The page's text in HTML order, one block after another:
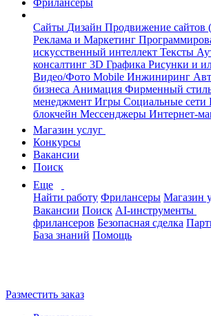
Фрилансеры
Сайты Дизайн Продвижение сайтов
Реклама и Маркетинг
искусственный интеллект Тексты
консалтинг 3D Графика Рисунки и
Видео/Фото Mobile Инжиниринг
бизнеса Анимация Фирменный
менеджмент Игры Социальные сети
блокчейн Мессенджеры Интернет-
Магазин услуг
Конкурсы
Вакансии
Поиск
Еще
Найти работу Фрилансеры Магазин
Вакансии Поиск AI-инструменты
фрилансеров Безопасная сделка
База знаний Помощь
Разместить заказ